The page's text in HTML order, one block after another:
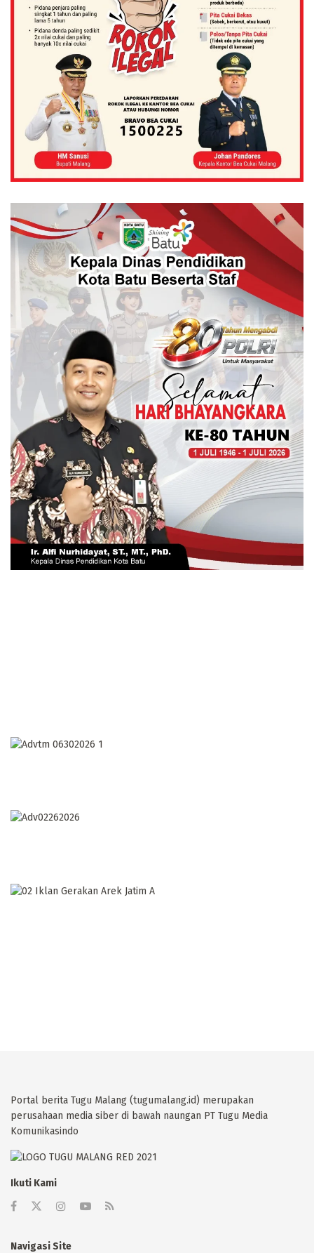
Portal berita Tugu Malang (tugumalang.id) merupakan
perusahaan media siber di bawah naungan PT Tugu Media
Komunikasindo
Ikuti Kami
Navigasi Site